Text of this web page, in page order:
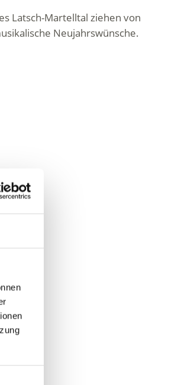
Latsch-Martelltal ziehen von
Neujahrswünsche.